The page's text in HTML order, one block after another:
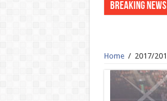
Breaking News
Home /